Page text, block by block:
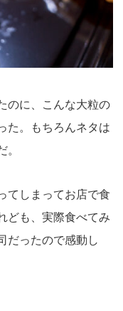
のに、こんな大粒の
た。もちろんネタは
。
てしまってお店で食
ども、実際食べてみ
だったので感動し